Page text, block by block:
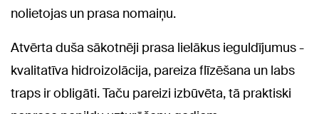
nolietojas un prasa nomaiņu.
Atvērta duša sākotnēji prasa lielākus ieguldījumus -
kvalitatīva hidroizolācija, pareiza flīzēšana un labs
traps ir obligāti. Taču pareizi izbūvēta, tā praktiski